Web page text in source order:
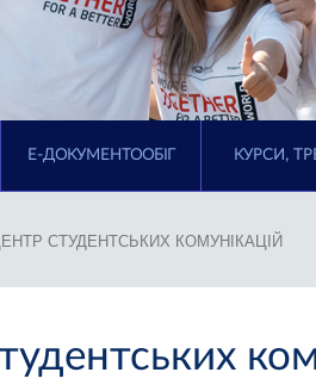
Е-ДОКУМЕНТООБІГ КУРСИ,
СТУДЕНТСЬКИХ КОМУНІКАЦІЙ